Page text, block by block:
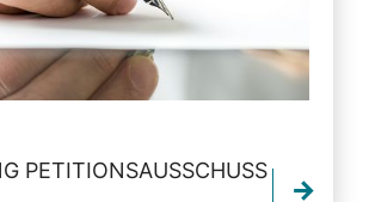
PETITIONSAUSSCHUSS